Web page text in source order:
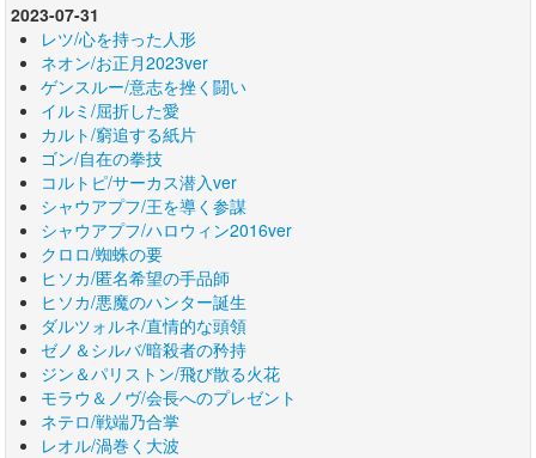
2023-07-31
レツ/心を持った人形
ネオン/お正月2023ver
ゲンスルー/意志を挫く闘い
イルミ/屈折した愛
カルト/窮追する紙片
ゴン/自在の拳技
コルトピ/サーカス潜入ver
シャウアプフ/王を導く参謀
シャウアプフ/ハロウィン2016ver
クロロ/蜘蛛の要
ヒソカ/匿名希望の手品師
ヒソカ/悪魔のハンター誕生
ダルツォルネ/直情的な頭領
ゼノ＆シルバ/暗殺者の矜持
ジン＆パリストン/飛び散る火花
モラウ＆ノヴ/会長へのプレゼント
ネテロ/戦端乃合掌
レオル/渦巻く大波